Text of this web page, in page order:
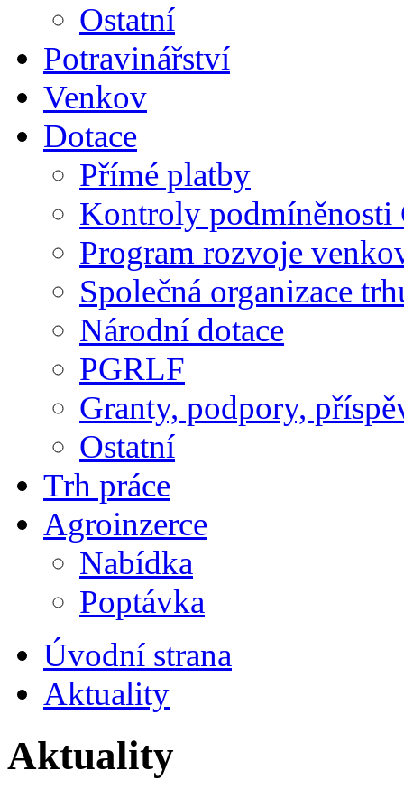
Ostatní
Potravinářství
Venkov
Dotace
Přímé platby
Kontroly podmíněnosti
Program rozvoje
Společná organizace
Národní dotace
PGRLF
Granty, podpory,
Ostatní
Trh práce
Agroinzerce
Nabídka
Poptávka
Úvodní strana
Aktuality
Aktuality